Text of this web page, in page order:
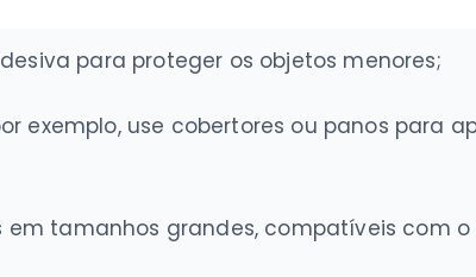
para proteger os objetos menores;
exemplo, use cobertores ou panos para
em tamanhos grandes, compatíveis com